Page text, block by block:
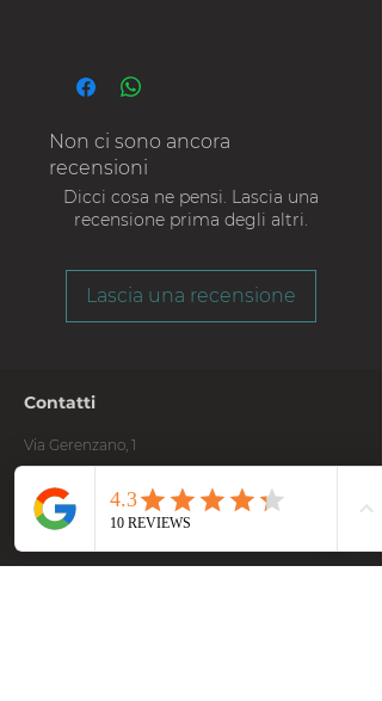
Non ci sono ancora
recensioni
Dicci cosa ne pensi. Lascia una
recensione prima degli altri.
Lascia una recensione
Contatti
Via Gerenzano, 1
contatti@totum3d.com
+39 375 5288133